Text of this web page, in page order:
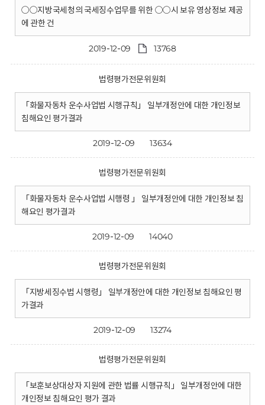
○○지방국세청의 국세징수업무를 위한 ○○시 보유 영상정보 제공
에 관한 건
2019-12-09 13768
법령평가전문위원회
「화물자동차 운수사업법 시행규칙」 일부개정안에 대한 개인정보
침해요인 평가결과
2019-12-09 13634
법령평가전문위원회
「화물자동차 운수사업법 시행령 」 일부개정안에 대한 개인정보 침
해요인 평가결과
2019-12-09 14040
법령평가전문위원회
「지방세징수법 시행령」 일부개정안에 대한 개인정보 침해요인 평
가결과
2019-12-09 13274
법령평가전문위원회
「보훈보상대상자 지원에 관한 법률 시행규칙」 일부개정안에 대한
개인정보 침해요인 평가 결과